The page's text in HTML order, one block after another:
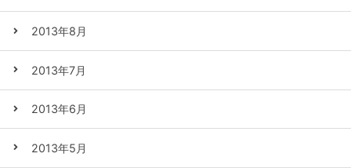
2013年8月
2013年7月
2013年6月
2013年5月